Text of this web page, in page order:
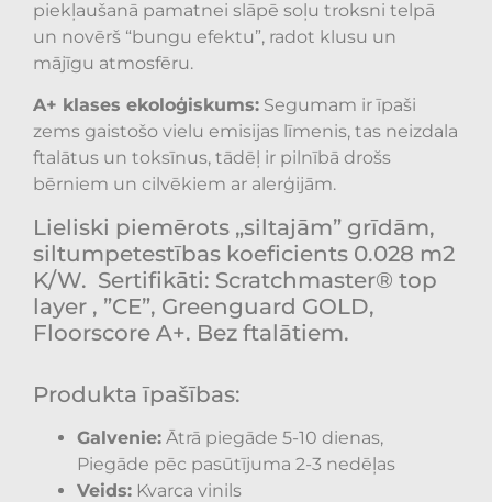
piekļaušanā pamatnei slāpē soļu troksni telpā
un novērš “bungu efektu”, radot klusu un
mājīgu atmosfēru.
A+ klases ekoloģiskums: Segumam ir īpaši
zems gaistošo vielu emisijas līmenis, tas neizdala
ftalātus un toksīnus, tādēļ ir pilnībā drošs
bērniem un cilvēkiem ar alerģijām.
Lieliski piemērots „siltajām” grīdām,
siltumpetestības koeficients 0.028 m2
K/W. Sertifikāti: Scratchmaster® top
layer , ”CE”, Greenguard GOLD,
Floorscore A+. Bez ftalātiem.
Produkta īpašības:
Galvenie: Ātrā piegāde 5-10 dienas,
Piegāde pēc pasūtījuma 2-3 nedēļas
Veids: Kvarca vinils